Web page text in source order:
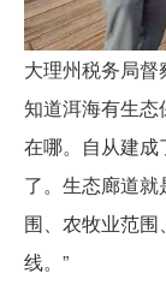
大理州税务局
知道洱海有生
在哪。自从建
了。生态廊道
围、农牧业范
线。”